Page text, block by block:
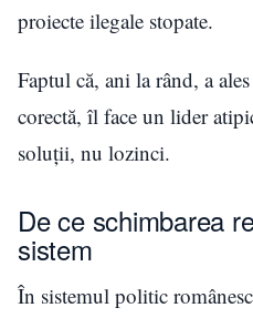
proiecte ilegale stopate.
Faptul că, ani la rând, a
corectă, îl face un lider
soluții, nu lozinci.
De ce schimbarea
sistem
În sistemul politic